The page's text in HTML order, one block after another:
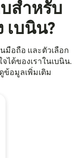
สำหรับ
เบนิน?
นมือถือ และตัวเลือก
ได้ของเราในเบนิน.
ข้อมูลเพิ่มเติม